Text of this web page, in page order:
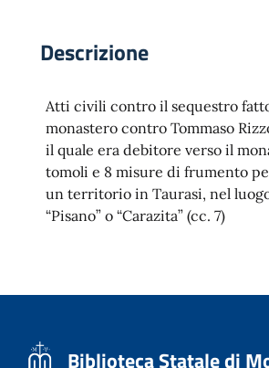
Descrizione
Atti civili contro il sequestro
monastero contro Tommaso
il quale era debitore verso il
tomoli e 8 misure di frumento
un territorio in Taurasi, nel
“Pisano” o “Carazita” (cc. 7)
Biblioteca Statale di